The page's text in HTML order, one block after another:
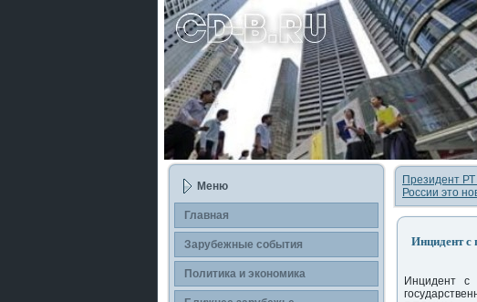
Меню
Главная
Зарубежные сοбытия
Политика и экономика
Президент
России это
Инцидент с
Инцидент с